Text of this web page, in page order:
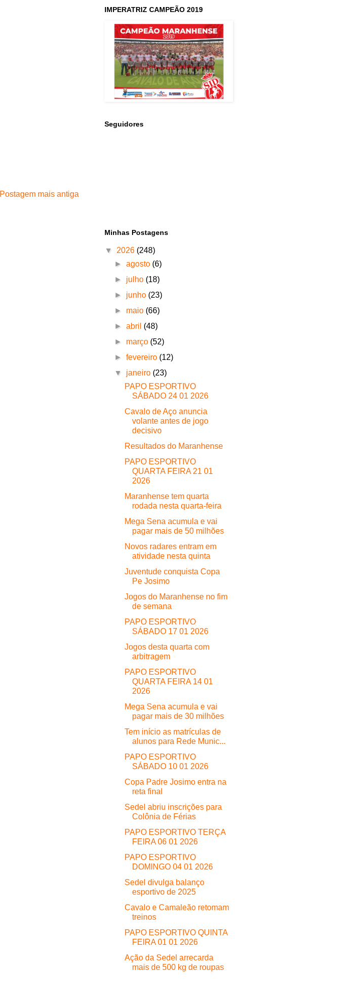
Postagem mais antiga
IMPERATRIZ CAMPEÃO 2019
Seguidores
Minhas Postagens
▼ 2026 (248)
►agosto (6)
► julho (18)
► junho (23)
► maio (66)
►abril (48)
► março (52)
►fevereiro (12)
▼ janeiro (23)
PAPO ESPORTIVO
SÁBADO 24 01 2026
Cavalo de Aço anuncia
volante antes de jogo
decisivo
Resultados do Maranhense
PAPO ESPORTIVO
QUARTA FEIRA 21 01
2026
Maranhense tem quarta
rodada nesta quarta-feira
Mega Sena acumula e vai
pagar mais de 50 milhões
Novos radares entram em
atividade nesta quinta
Juventude conquista Copa
Pe Josimo
Jogos do Maranhense no fim
de semana
PAPO ESPORTIVO
SÁBADO 17 01 2026
Jogos desta quarta com
arbitragem
PAPO ESPORTIVO
QUARTA FEIRA 14 01
2026
Mega Sena acumula e vai
pagar mais de 30 milhões
Tem início as matrículas de
alunos para Rede Munic...
PAPO ESPORTIVO
SÁBADO 10 01 2026
Copa Padre Josimo entra na
reta final
Sedel abriu inscrições para
Colônia de Férias
PAPO ESPORTIVO TERÇA
FEIRA 06 01 2026
PAPO ESPORTIVO
DOMINGO 04 01 2026
Sedel divulga balanço
esportivo de 2025
Cavalo e Camaleão retomam
treinos
PAPO ESPORTIVO QUINTA
FEIRA 01 01 2026
Ação da Sedel arrecarda
mais de 500 kg de roupas